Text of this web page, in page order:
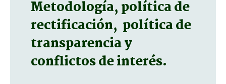
Metodología, política de
rectificación, política de
transparencia y
conflictos de interés.